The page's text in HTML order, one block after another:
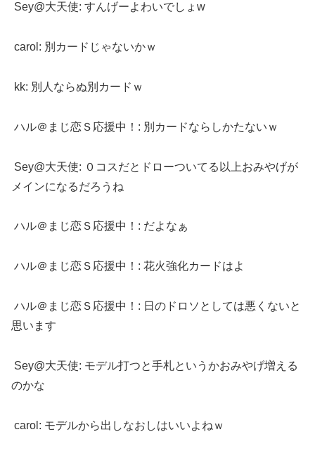
Sey@大天使: すんげーよわいでしょw
carol: 別カードじゃないかｗ
kk: 別人ならぬ別カードｗ
ハル＠まじ恋Ｓ応援中！: 別カードならしかたないｗ
Sey@大天使: ０コスだとドローついてる以上おみやげが
メインになるだろうね
ハル＠まじ恋Ｓ応援中！: だよなぁ
ハル＠まじ恋Ｓ応援中！: 花火強化カードはよ
ハル＠まじ恋Ｓ応援中！: 日のドロソとしては悪くないと
思います
Sey@大天使: モデル打つと手札というかおみやげ増える
のかな
carol: モデルから出しなおしはいいよねｗ